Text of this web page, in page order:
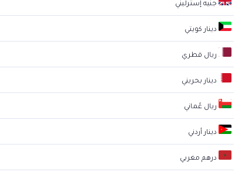
جنيه إسترليني
دينار كويتي
ريال قطري
دينار بحريني
ريال عُماني
دينار أردني
درهم مغربي